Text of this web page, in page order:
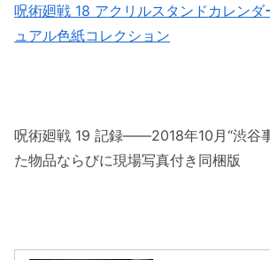
呪術廻戦 18 アクリルスタンドカレンダ
ュアル色紙コレクション
呪術廻戦 19 記録――2018年10月“渋谷
た物品ならびに現場写真付き同梱版